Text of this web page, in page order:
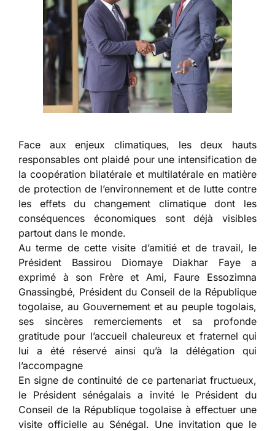
Face aux enjeux climatiques, les deux hauts
responsables ont plaidé pour une intensification de
la coopération bilatérale et multilatérale en matière
de protection de l’environnement et de lutte contre
les effets du changement climatique dont les
conséquences économiques sont déjà visibles
partout dans le monde.
Au terme de cette visite d’amitié et de travail, le
Président Bassirou Diomaye Diakhar Faye a
exprimé à son Frère et Ami, Faure Essozimna
Gnassingbé, Président du Conseil de la République
togolaise, au Gouvernement et au peuple togolais,
ses sincères remerciements et sa profonde
gratitude pour l’accueil chaleureux et fraternel qui
lui a été réservé ainsi qu’à la délégation qui
l’accompagne
En signe de continuité de ce partenariat fructueux,
le Président sénégalais a invité le Président du
Conseil de la République togolaise à effectuer une
visite officielle au Sénégal. Une invitation que le